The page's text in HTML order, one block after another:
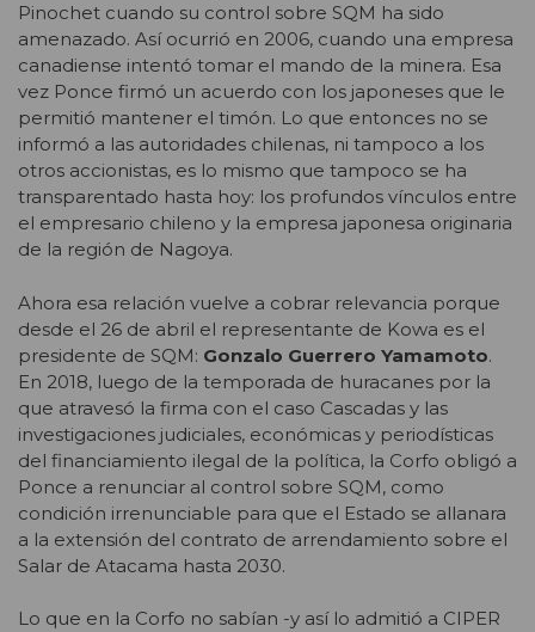
Pinochet cuando su control sobre SQM ha sido
amenazado. Así ocurrió en 2006, cuando una empresa
canadiense intentó tomar el mando de la minera. Esa
vez Ponce firmó un acuerdo con los japoneses que le
permitió mantener el timón. Lo que entonces no se
informó a las autoridades chilenas, ni tampoco a los
otros accionistas, es lo mismo que tampoco se ha
transparentado hasta hoy: los profundos vínculos entre
el empresario chileno y la empresa japonesa originaria
de la región de Nagoya.
Ahora esa relación vuelve a cobrar relevancia porque
desde el 26 de abril el representante de Kowa es el
presidente de SQM: Gonzalo Guerrero Yamamoto.
En 2018, luego de la temporada de huracanes por la
que atravesó la firma con el caso Cascadas y las
investigaciones judiciales, económicas y periodísticas
del financiamiento ilegal de la política, la Corfo obligó a
Ponce a renunciar al control sobre SQM, como
condición irrenunciable para que el Estado se allanara
a la extensión del contrato de arrendamiento sobre el
Salar de Atacama hasta 2030.
Lo que en la Corfo no sabían -y así lo admitió a CIPER